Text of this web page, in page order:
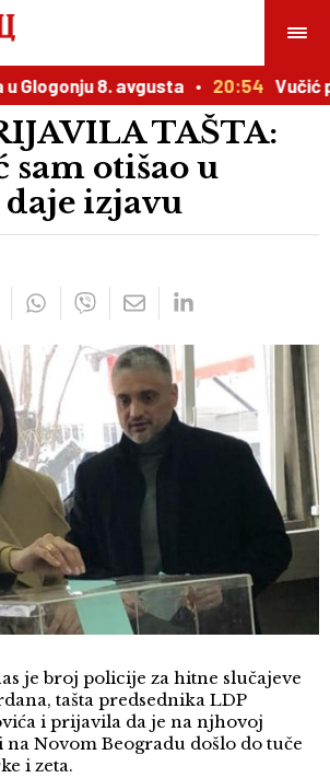
8. avgusta 20:54 Vučić
TAŠTA:
sam otišao u
izjavu
je broj policije za hitne slučajeve
tašta predsednika LDP
i prijavila da je na njhovoj
Novom Beogradu došlo do tuče
i zeta.